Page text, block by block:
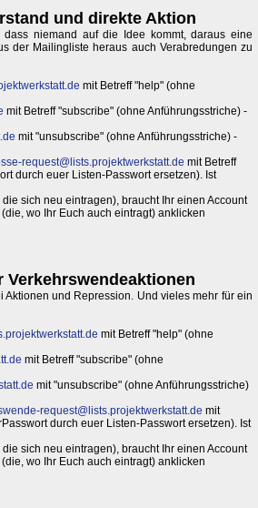
und direkte Aktion
niemand auf die Idee kommt, daraus eine
der Mailingliste heraus auch Verabredungen zu
mit Betreff "help" (ohne
mit Betreff "subscribe" (ohne Anführungsstriche) -
mit "unsubscribe" (ohne Anführungsstriche) -
request@lists.projektwerkstatt.de mit Betreff
durch euer Listen-Passwort ersetzen). Ist
sich neu eintragen), braucht Ihr einen Account
wo Ihr Euch auch eintragt) anklicken
und Repression. Und vieles mehr für ein
mit Betreff "help" (ohne
mit Betreff "subscribe" (ohne
mit "unsubscribe" (ohne Anführungsstriche)
request@lists.projektwerkstatt.de mit
durch euer Listen-Passwort ersetzen). Ist
sich neu eintragen), braucht Ihr einen Account
wo Ihr Euch auch eintragt) anklicken